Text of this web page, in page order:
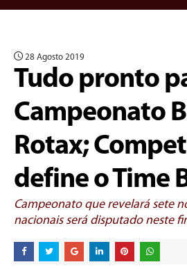
28 Agosto 2019
Tudo pronto
Campeonato
Rotax;
define o Time
Campeonato que revelará sete
nacionais será disputado neste